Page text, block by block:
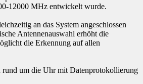
12000 MHz entwickelt wurde.
an das System angeschlossen
Antennenauswahl erhöht die
die Erkennung auf allen
um die Uhr mit Datenprotokollierung